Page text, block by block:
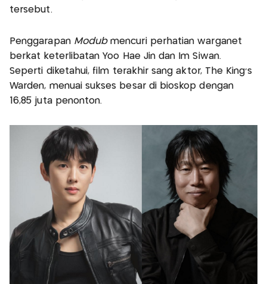
tersebut.
Penggarapan Modubmencuri perhatian warganet
berkat keterlibatan Yoo Hae Jin dan Im Siwan.
Seperti diketahui, film terakhir sang aktor, The King’s
Warden, menuai sukses besar di bioskop dengan
16,85 juta penonton.